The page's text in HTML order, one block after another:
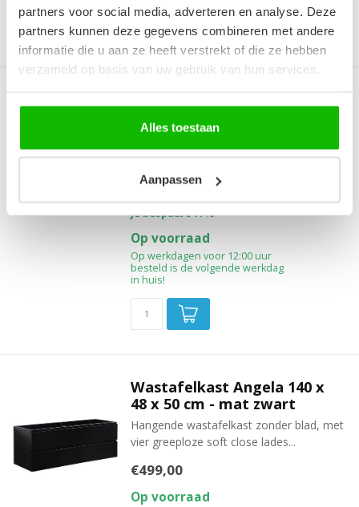
partners voor social media, adverteren en analyse. Deze
partners kunnen deze gegevens combineren met andere
informatie die u aan ze heeft verstrekt of die ze hebben
verzameld op basis van uw gebruik van hun services.
Alles toestaan
Aanpassen
zwart met eiken
Hangende wastafelkast met bovenblad
en twee lades.
€349,00 €299,00
Je bespaart 17%
Op voorraad
Op werkdagen voor 12:00 uur
besteld is de volgende werkdag
in huis!
Wastafelkast Angela 140 x
48 x 50 cm - mat zwart
Hangende wastafelkast zonder blad, met
vier greeploze soft close lades...
€499,00
Op voorraad